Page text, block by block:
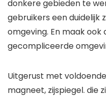
donkere gebieden te
gebruikers een duidelijk
omgeving. En maak ook
gecompliceerde
Uitgerust met
magneet, zijspiegel. die